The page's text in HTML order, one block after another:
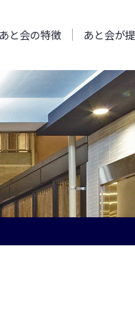
あと会の特徴 あと会が